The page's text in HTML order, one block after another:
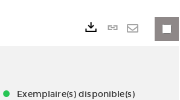
Lien
fenêtre)
mail
Exemplaire(s) disponible(s)